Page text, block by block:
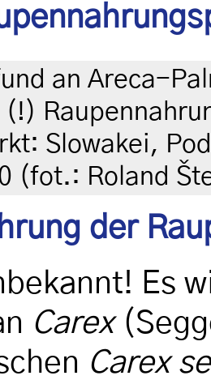
an Areca-
(!)
Slowakei,
(fot.: Roland
der
Es
Carex
Carex